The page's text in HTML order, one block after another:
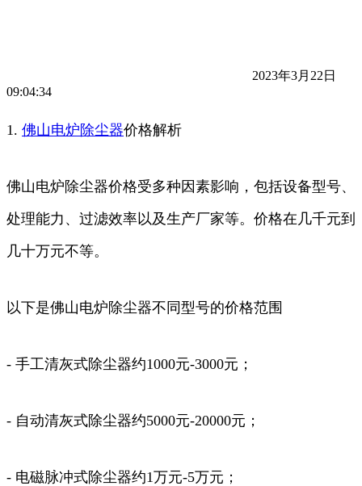
2023年3月22日
09:04:34
1. 佛山电炉除尘器价格解析
佛山电炉除尘器价格受多种因素影响，包括设备型号、
处理能力、过滤效率以及生产厂家等。价格在几千元到
几十万元不等。
以下是佛山电炉除尘器不同型号的价格范围
- 手工清灰式除尘器约1000元-3000元；
- 自动清灰式除尘器约5000元-20000元；
- 电磁脉冲式除尘器约1万元-5万元；